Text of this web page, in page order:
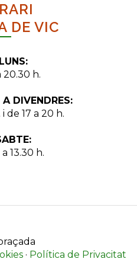
DE VIC
20.30 h.
DIVENDRES:
i de 17 a 20 h.
13.30 h.
· Política de Privacitat